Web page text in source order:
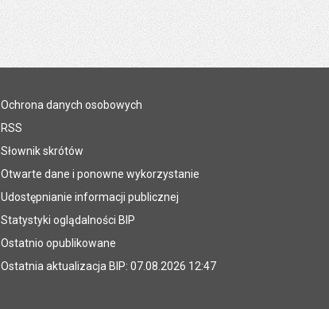
Ochrona danych osobowych
RSS
Słownik skrótów
Otwarte dane i ponowne wykorzystanie
Udostępnianie informacji publicznej
Statystyki oglądalności BIP
Ostatnio opublikowane
Ostatnia aktualizacja BIP: 07.08.2026 12:47